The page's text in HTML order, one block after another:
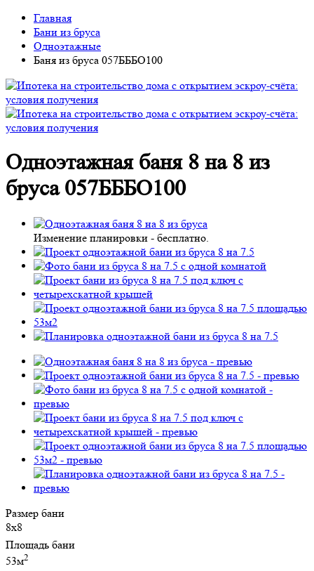
Главная
Бани из бруса
Одноэтажные
Баня из бруса 057БББО100
Одноэтажная баня 8 на 8 из
бруса 057БББО100
Изменение планировки - бесплатно.
Размер бани
8х8
Площадь бани
53м2